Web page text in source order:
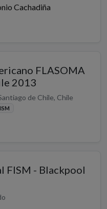
Cachadiña
FLASOMA
2013
de Chile, Chile
FISM - Blackpool